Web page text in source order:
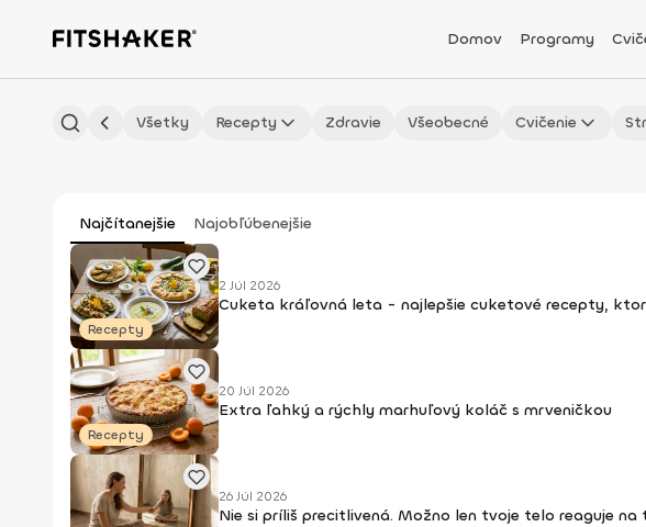
Domov Programy
Všetky Recepty Zdravie Všeobecné Cvičenie
Najčítanejšie Najobľúbenejšie
Recepty
2 Júl 2026
Cuketa kráľovná leta - najlepšie cuketové recepty,
Recepty
20 Júl 2026
Extra ľahký a rýchly marhuľový koláč s mrveničkou
26 Júl 2026
Nie si príliš precitlivená. Možno len tvoje telo reaguje